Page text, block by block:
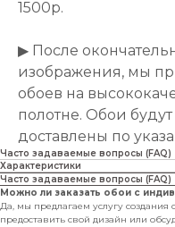
1500р.
▶ После
изображения, мы
обоев на
полотне. Обои
доставлены по
Часто задаваемые вопросы (FAQ)
Характеристики
Часто задаваемые вопросы (FAQ)
Можно ли заказать обои с
Да, мы предлагаем услугу
предоставить свой дизайн или